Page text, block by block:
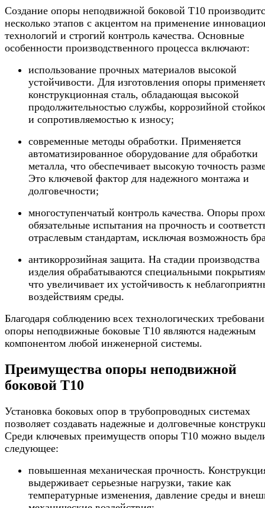
Создание опоры неподвижной боковой Т10
несколько этапов с акцентом на применение
технологий и строгий контроль качества. Основные
особенности производственного процесса включают:
использование прочных материалов высокой
устойчивости. Для изготовления опоры
конструкционная сталь, обладающая высокой
продолжительностью службы, коррозийной
и сопротивляемостью к износу;
современные методы обработки. Применяется
автоматизированное оборудование для обработки
металла, что обеспечивает высокую точность
Это ключевой фактор для надежного монтажа и
долговечности;
многоступенчатый контроль качества. Опоры
обязательные испытания на прочность и
отраслевым стандартам, исключая возможность
антикоррозийная защита. На стадии производства
изделия обрабатываются специальными
что увеличивает их устойчивость к
воздействиям среды.
Благодаря соблюдению всех технологических
опоры неподвижные боковые Т10 являются надежным
компонентом любой инженерной системы.
Преимущества опоры неподвижной
боковой Т10
Установка боковых опор в трубопроводных системах
позволяет создавать надежные и долговечные
Среди ключевых преимуществ опоры Т10 можно
следующее:
повышенная механическая прочность.
выдерживает серьезные нагрузки, такие как
температурные изменения, давление среды и